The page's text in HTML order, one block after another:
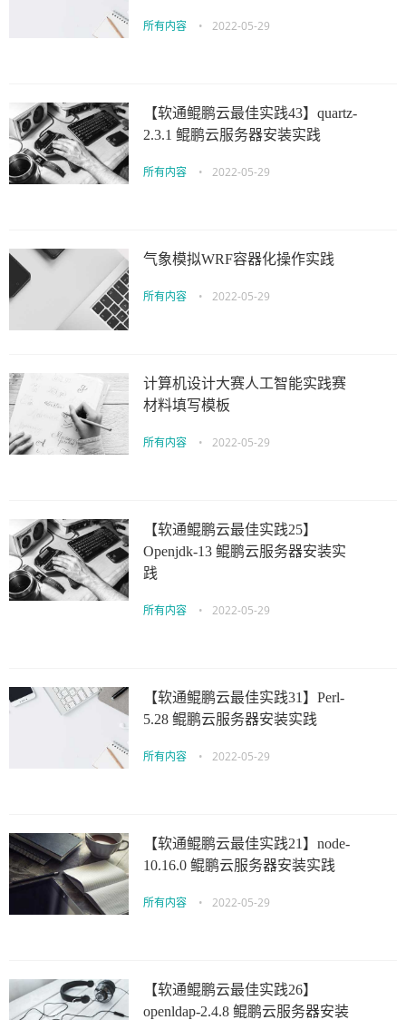
所有内容 • 2022-05-29
【软通鲲鹏云最佳实践43】quartz-
2.3.1 鲲鹏云服务器安装实践
所有内容 • 2022-05-29
气象模拟WRF容器化操作实践
所有内容 • 2022-05-29
计算机设计大赛人工智能实践赛
材料填写模板
所有内容 • 2022-05-29
【软通鲲鹏云最佳实践25】
Openjdk-13 鲲鹏云服务器安装实
践
所有内容 • 2022-05-29
【软通鲲鹏云最佳实践31】Perl-
5.28 鲲鹏云服务器安装实践
所有内容 • 2022-05-29
【软通鲲鹏云最佳实践21】node-
10.16.0 鲲鹏云服务器安装实践
所有内容 • 2022-05-29
【软通鲲鹏云最佳实践26】
openldap-2.4.8 鲲鹏云服务器安装